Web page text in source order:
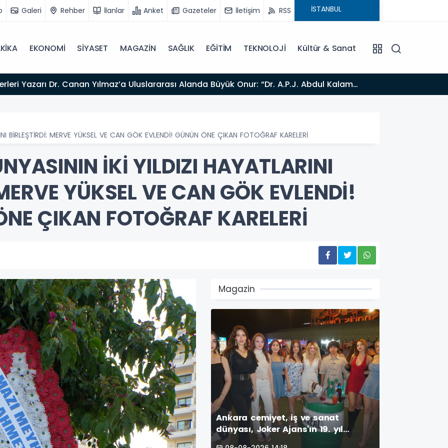
Galeri Rehber İlanlar Anket Gazeteler İletişim RSS
EKONOMİ SİYASET MAGAZİN SAĞLIK EĞİTİM TEKNOLOJİ Kültür & Sanat
KOLLARINDA!
BİRLEŞTİRDİ: MERVE YÜKSEL VE CAN GÖK EVLENDİ! GÜNÜN ÖNE ÇIKAN FOTOĞRAF KARELERİ
İKİ YILDIZI HAYATLARINI
YÜKSEL VE CAN GÖK EVLENDİ!
ÇIKAN FOTOĞRAF KARELERİ
Magazin
Ankara cemiyet, iş ve sanat
dünyası, Joker Ajans'ın 19. yıl
kutlamasında bir araya geldi.